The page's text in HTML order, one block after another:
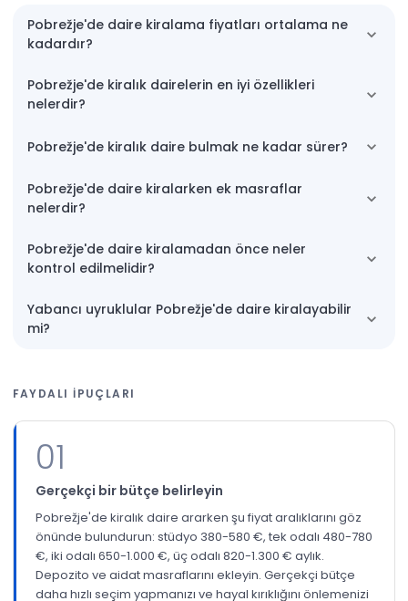
Pobrežje'de daire kiralama fiyatları ortalama ne
kadardır?
Pobrežje'de kiralık dairelerin en iyi özellikleri
nelerdir?
Pobrežje'de kiralık daire bulmak ne kadar sürer?
Pobrežje'de daire kiralarken ek masraflar
nelerdir?
Pobrežje'de daire kiralamadan önce neler
kontrol edilmelidir?
Yabancı uyruklular Pobrežje'de daire kiralayabilir
mi?
FAYDALI IPUÇLARI
01
Gerçekçi bir bütçe belirleyin
Pobrežje'de kiralık daire ararken şu fiyat aralıklarını göz
önünde bulundurun: stüdyo 380-580 €, tek odalı 480-780
€, iki odalı 650-1.000 €, üç odalı 820-1.300 € aylık.
Depozito ve aidat masraflarını ekleyin. Gerçekçi bütçe
daha hızlı seçim yapmanızı ve hayal kırıklığını önlemenizi